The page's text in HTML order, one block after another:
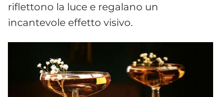
riflettono la luce e regalano un
incantevole effetto visivo.